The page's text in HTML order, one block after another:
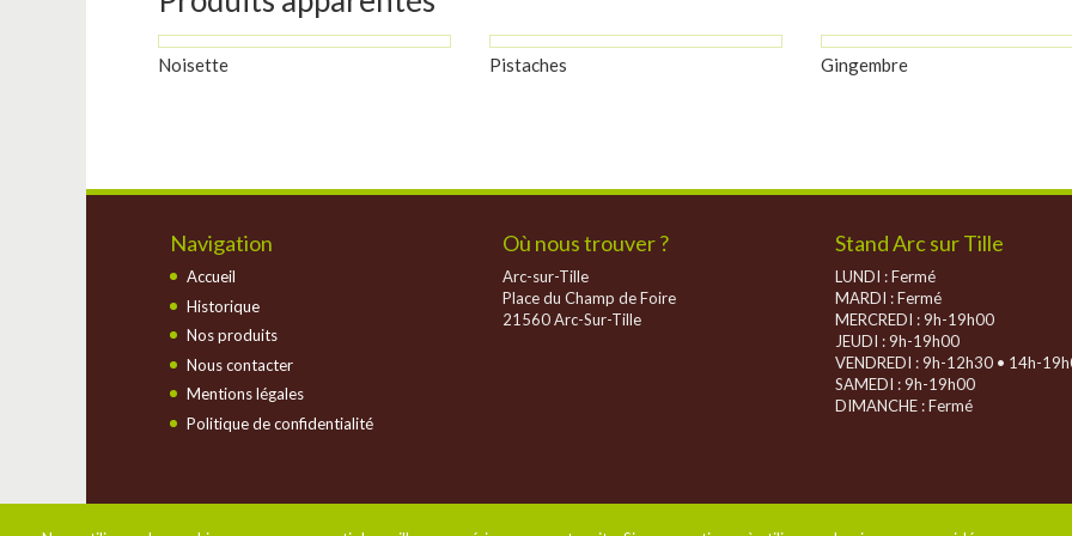
Noisette Pistaches Gingembre
Navigation
Accueil
Historique
Nos produits
Nous contacter
Mentions légales
Politique de confidentialité
Où nous trouver ?
Arc-sur-Tille
Place du Champ de Foire
21560 Arc-Sur-Tille
Stand Arc sur Tille
LUNDI : Fermé
MARDI : Fermé
MERCREDI : 9h-19h00
JEUDI : 9h-19h00
VENDREDI : 9h-12h30 • 14h-
SAMEDI : 9h-19h00
DIMANCHE :Fermé